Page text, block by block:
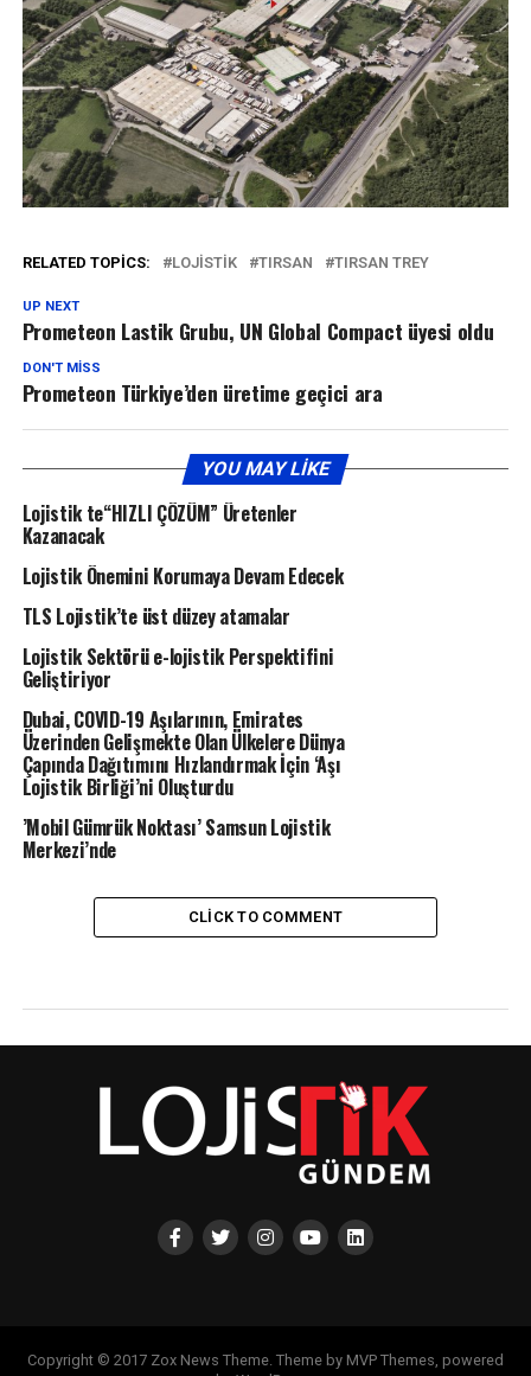
RELATED TOPICS: LOJISTIK TIRSAN TIRSAN TREY
UP NEXT
Prometeon Lastik Grubu, UN Global Compact üyesi oldu
DON'T MISS
Prometeon Türkiye’den üretime geçici ara
YOU MAY LIKE
Lojistik te“HIZLI ÇÖZÜM” Üretenler
Kazanacak
Lojistik Önemini Korumaya Devam Edecek
TLS Lojistik’te üst düzey atamalar
Lojistik Sektörü e-lojistik Perspektifini
Geliştiriyor
Dubai, COVID-19 Aşılarının, Emirates
Üzerinden Gelişmekte Olan Ülkelere Dünya
Çapında Dağıtımını Hızlandırmak İçin ‘Aşı
Lojistik Birliği’ni Oluşturdu
’Mobil Gümrük Noktası’ Samsun Lojistik
Merkezi’nde
CLICK TO COMMENT
Copyright © 2017 Zox News Theme. Theme by MVP Themes, powered